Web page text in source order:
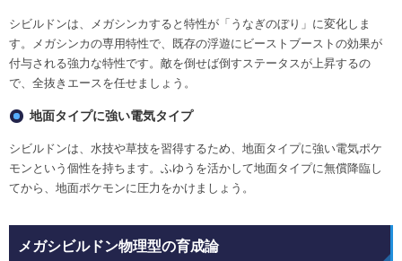
シビルドンは、メガシンカすると特性が「うなぎのぼり」に変化しま
す。メガシンカの専用特性で、既存の浮遊にビーストブーストの効果が
付与される強力な特性です。敵を倒せば倒すステータスが上昇するの
で、全抜きエースを任せましょう。
地面タイプに強い電気タイプ
シビルドンは、水技や草技を習得するため、地面タイプに強い電気ポケ
モンという個性を持ちます。ふゆうを活かして地面タイプに無償降臨し
てから、地面ポケモンに圧力をかけましょう。
メガシビルドン物理型の育成論